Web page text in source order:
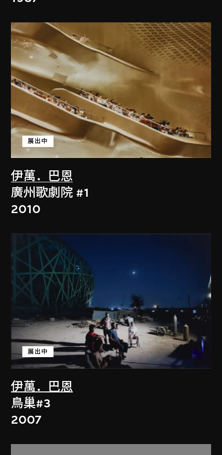
伊萬．巴恩
展出中
廣州歌劇院 #1
2010
伊萬．巴恩
展出中
鳥巢#3
2007